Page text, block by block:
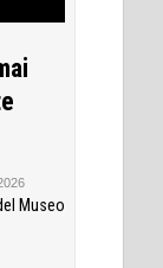
Museo